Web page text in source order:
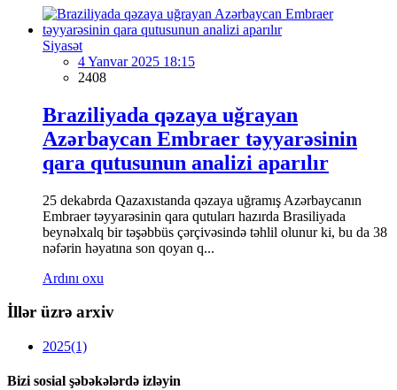
Siyasət
4 Yanvar 2025 18:15
2408
Braziliyada qəzaya uğrayan
Azərbaycan Embraer təyyarəsinin
qara qutusunun analizi aparılır
25 dekabrda Qazaxıstanda qəzaya uğramış Azərbaycanın
Embraer təyyarəsinin qara qutuları hazırda Brasiliyada
beynəlxalq bir təşəbbüs çərçivəsində təhlil olunur ki, bu da 38
nəfərin həyatına son qoyan q...
Ardını oxu
İllər üzrə arxiv
2025(1)
Bizi sosial şəbəkələrdə izləyin